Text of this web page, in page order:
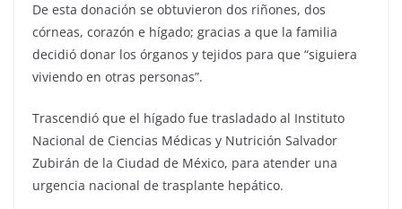
De esta donación se obtuvieron dos riñones, dos
córneas, corazón e hígado; gracias a que la familia
decidió donar los órganos y tejidos para que “siguiera
viviendo en otras personas”.
Trascendió que el hígado fue trasladado al Instituto
Nacional de Ciencias Médicas y Nutrición Salvador
Zubirán de la Ciudad de México, para atender una
urgencia nacional de trasplante hepático.